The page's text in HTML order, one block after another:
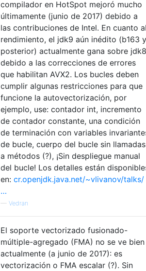
compilador en HotSpot mejoró mucho
últimamente (junio de 2017) debido a
las contribuciones de Intel. En cuanto
rendimiento, el jdk9 aún inédito (b163 y
posterior) actualmente gana sobre jdk8
debido a las correcciones de errores
que habilitan AVX2. Los bucles deben
cumplir algunas restricciones para que
funcione la autovectorización, por
ejemplo, use: contador int, incremento
de contador constante, una condición
de terminación con variables
de bucle, cuerpo del bucle sin llamadas
a métodos (?), ¡Sin despliegue manual
del bucle! Los detalles están
en: cr.openjdk.java.net/~vlivanov/talks/
…
— Vedran
El soporte vectorizado fusionado-
múltiple-agregado (FMA) no se ve bien
actualmente (a junio de 2017): es
vectorización o FMA escalar (?). Sin